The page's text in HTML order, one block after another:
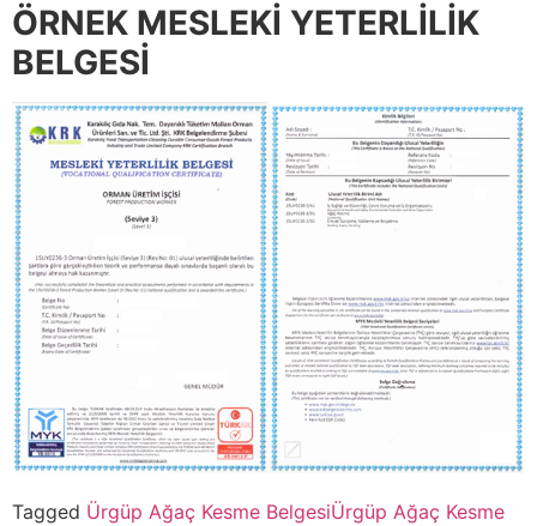
ÖRNEK MESLEKİ YETERLİLİK
BELGESİ
Tagged Ürgüp Ağaç Kesme BelgesiÜrgüp Ağaç Kesme